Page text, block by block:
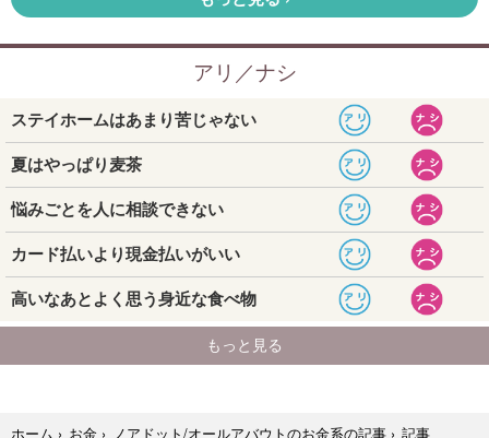
ホーム › お金 › ノアドット/オールアバウトのお金系の記事 › 記事